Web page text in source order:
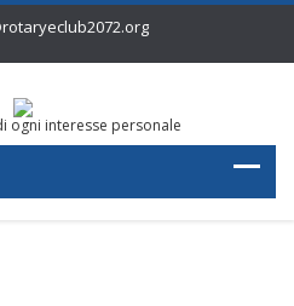
ogni interesse personale